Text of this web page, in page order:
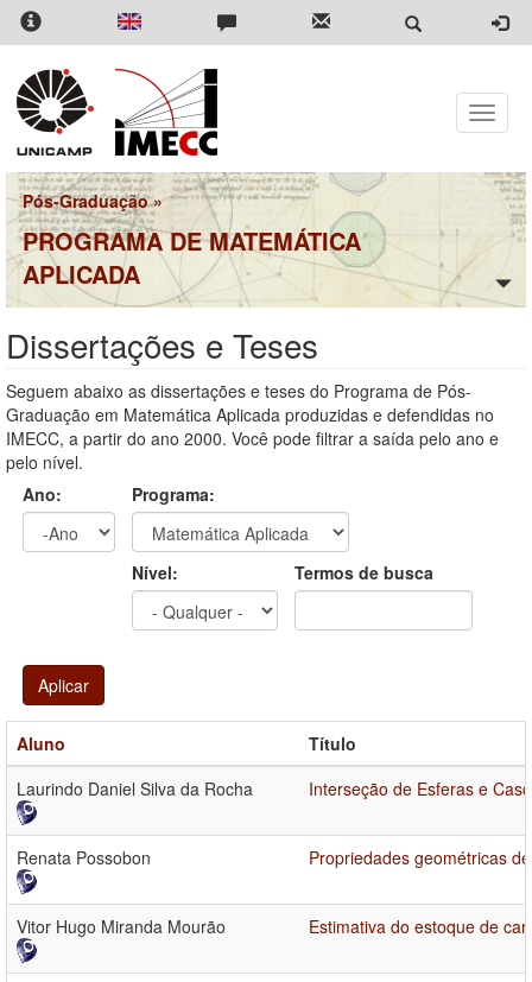
Pular
para
conteúdo
principal
Toggle
Pós-Graduação»
PROGRAMA DE MATEMÁTICA
APLICADA
Dissertações e Teses
Seguem abaixo as dissertações e teses do Programa de Pós-
Graduação em Matemática Aplicada produzidas e defendidas no
IMECC, a partir do ano 2000. Você pode filtrar a saída pelo ano e
pelo nível.
Ano:
Programa:
Nível: Termos de busca
Aplicar
Aluno
Título
Laurindo Daniel Silva da Rocha
Interseção de Esferas e
Renata Possobon Propriedades geométricas
Vitor Hugo Miranda Mourão Estimativa do estoque de